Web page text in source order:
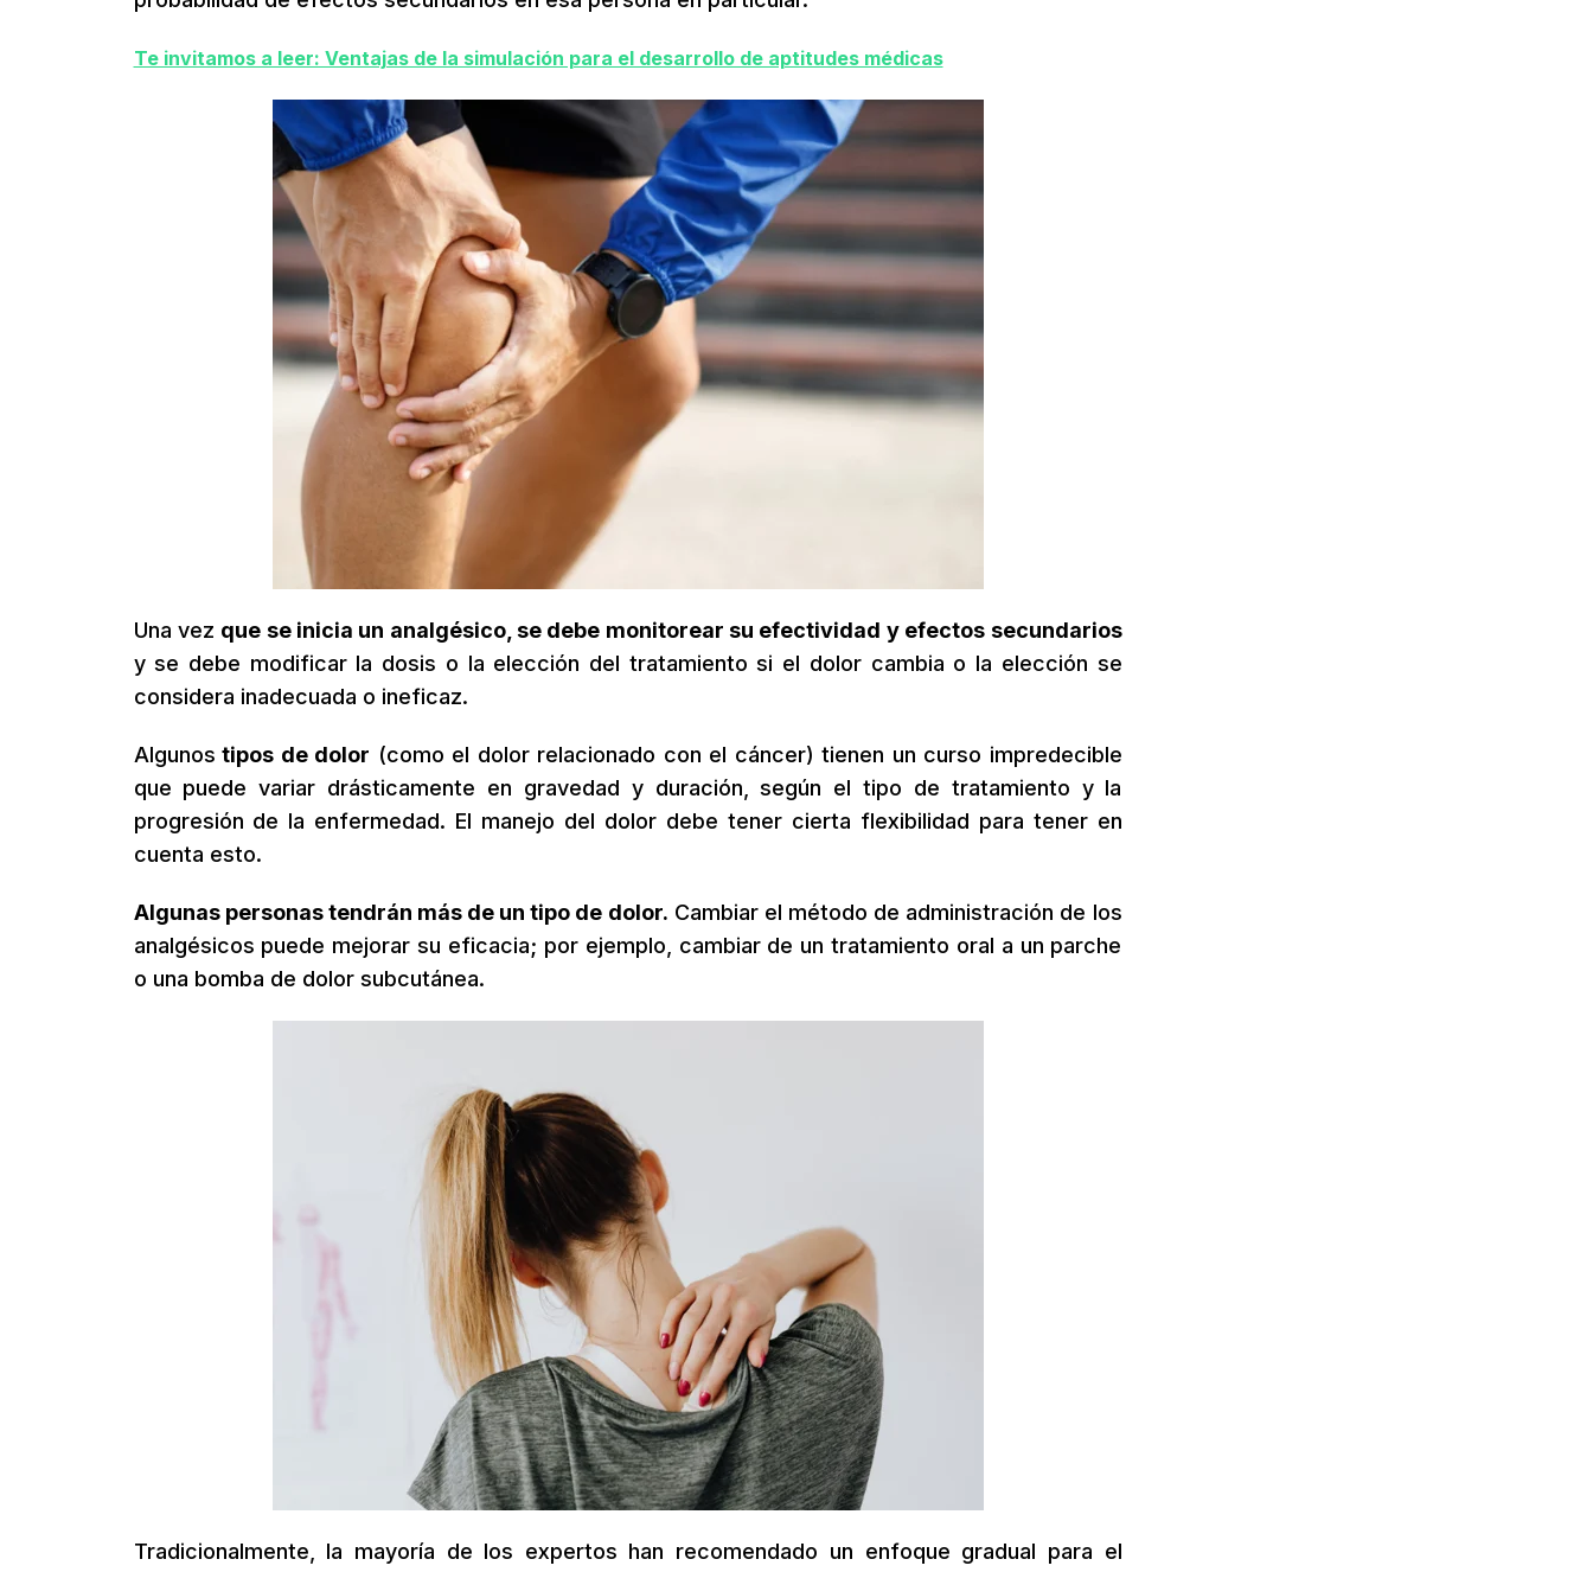
Te invitamos a leer: Ventajas de la simulación para el desarrollo de aptitudes médicas
Una vez que se inicia un analgésico, se debe monitorear su efectividad y efectos secundarios
y se debe modificar la dosis o la elección del tratamiento si el dolor cambia o la elección se
considera inadecuada o ineficaz.
Algunos tipos de dolor (como el dolor relacionado con el cáncer) tienen un curso impredecible
que puede variar drásticamente en gravedad y duración, según el tipo de tratamiento y la
progresión de la enfermedad. El manejo del dolor debe tener cierta flexibilidad para tener en
cuenta esto.
Algunas personas tendrán más de un tipo de dolor. Cambiar el método de administración de los
analgésicos puede mejorar su eficacia; por ejemplo, cambiar de un tratamiento oral a un parche
o una bomba de dolor subcutánea.
Tradicionalmente, la mayoría de los expertos han recomendado un enfoque gradual para el